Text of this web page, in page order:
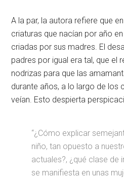
A la par, la autora refiere que
criaturas que nacían por año
criadas por sus madres. El
padres por igual era tal, que el
nodrizas para que las
durante años, a lo largo de los
veían. Esto despierta
“¿Cómo explicar
niño, tan opuesto a
actuales?, ¿qué clase de
se manifiesta en unas